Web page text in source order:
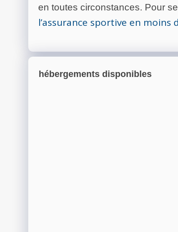
en toutes circonstances. Pour
l’assurance sportive en moins
hébergements disponibles